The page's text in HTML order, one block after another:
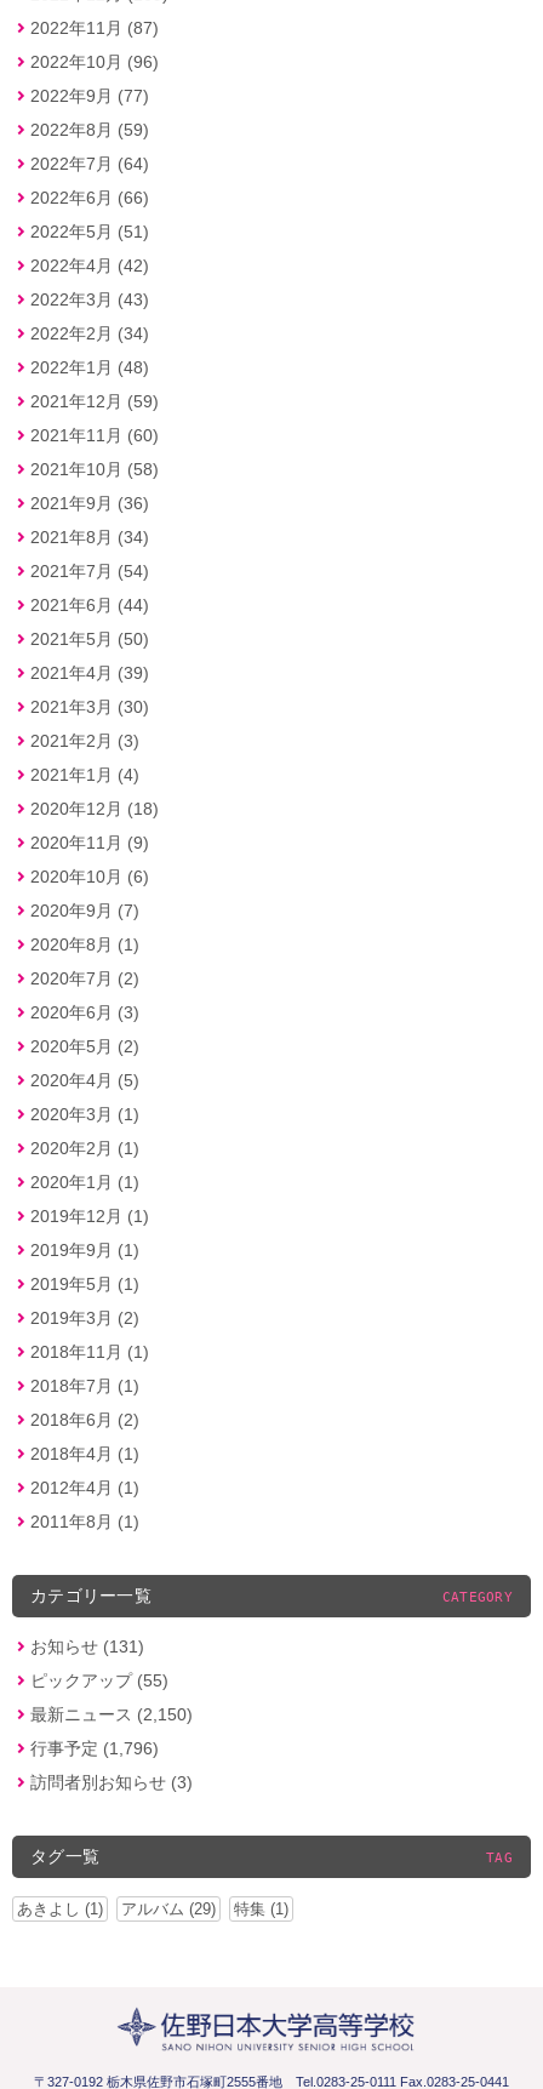
2022年11月 (87)
2022年10月 (96)
2022年9月 (77)
2022年8月 (59)
2022年7月 (64)
2022年6月 (66)
2022年5月 (51)
2022年4月 (42)
2022年3月 (43)
2022年2月 (34)
2022年1月 (48)
2021年12月 (59)
2021年11月 (60)
2021年10月 (58)
2021年9月 (36)
2021年8月 (34)
2021年7月 (54)
2021年6月 (44)
2021年5月 (50)
2021年4月 (39)
2021年3月 (30)
2021年2月 (3)
2021年1月 (4)
2020年12月 (18)
2020年11月 (9)
2020年10月 (6)
2020年9月 (7)
2020年8月 (1)
2020年7月 (2)
2020年6月 (3)
2020年5月 (2)
2020年4月 (5)
2020年3月 (1)
2020年2月 (1)
2020年1月 (1)
2019年12月 (1)
2019年9月 (1)
2019年5月 (1)
2019年3月 (2)
2018年11月 (1)
2018年7月 (1)
2018年6月 (2)
2018年4月 (1)
2012年4月 (1)
2011年8月 (1)
カテゴリー一覧 CATEGORY
お知らせ (131)
ピックアップ (55)
最新ニュース (2,150)
行事予定 (1,796)
訪問者別お知らせ (3)
タグ一覧 TAG
あきよし (1) アルバム (29) 特集 (1)
〒327-0192 栃木県佐野市石塚町2555番地 Tel.0283-25-0111 Fax.0283-25-0441